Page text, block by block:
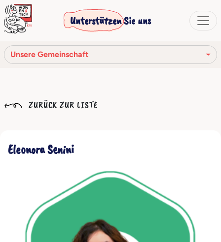
Unterstützen Sie uns
Unsere Gemeinschaft
Unsere Geschichte
Unser Netzwerk
ZURÜCK ZUR LISTE
Eleonora Senini